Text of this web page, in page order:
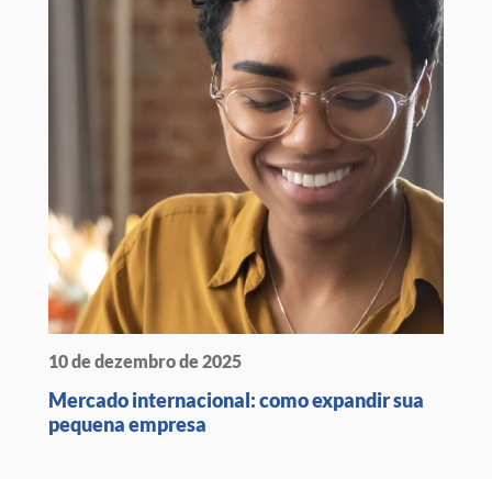
10 de dezembro de 2025
Mercado internacional: como expandir sua
pequena empresa